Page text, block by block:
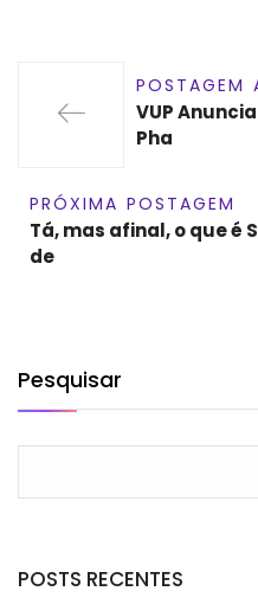
POSTAGEM
VUP
Pha
PRÓXIMA POSTAGEM
Tá, mas afinal, o que é
de
Pesquisar
POSTS RECENTES